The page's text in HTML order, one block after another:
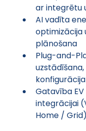
ar integrētu
AI vadīta
optimizācija
plānošana
Plug-and-
konfigurācija
Gatavība
integrācijai
Home / Grid)